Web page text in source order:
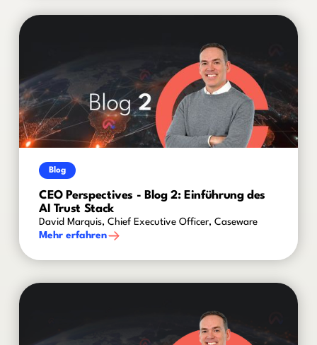
Blog
CEO Perspectives - Blog 2: Einführung des
AI Trust Stack
David Marquis, Chief Executive Officer, Caseware
Mehr erfahren